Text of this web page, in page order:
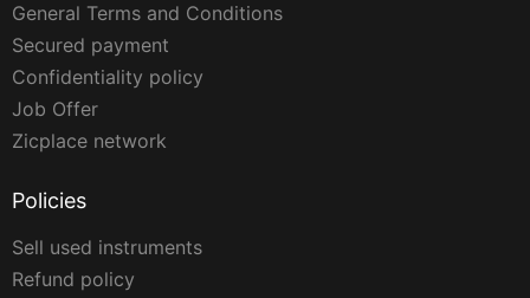
General Terms and Conditions
Secured payment
Confidentiality policy
Job Offer
Zicplace network
Policies
Sell used instruments
Refund policy